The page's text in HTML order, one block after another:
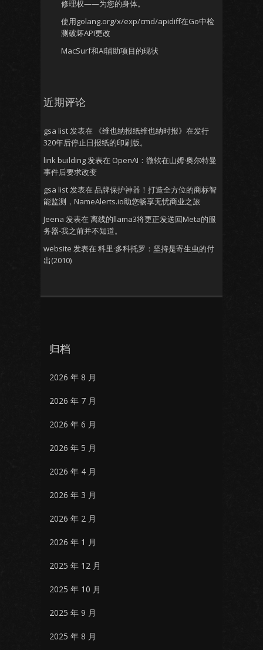
修理权——为您的身体。
使用golang.org/x/exp/cmd/apidiff在Go中检
测破坏API更改
MacSurf和AI辅助项目的现状
近期评论
gsa list发表在
《维也纳报纸维也纳时报》在发行
320年后停止日报纸的印刷版。
link building发表在 OpenAI：微软在山姆·奥尔特曼
事件后要求改变
gsa list发表在 品牌保护神器！打造全方位的商标智
能监测，NameAlerts.io助您畅享无忧商业之旅
Jeena 发表在 离线的llama3将更正发送回Meta的服
务器-我之前并不知道。
website 发表在 科里·多科托罗：坚持是寄生虫的付
出(2010)
归档
2026 年 8 月
2026 年 7 月
2026 年 6 月
2026 年 5 月
2026 年 4 月
2026 年 3 月
2026 年 2 月
2026 年 1 月
2025 年 12 月
2025 年 10 月
2025 年 9 月
2025 年 8 月